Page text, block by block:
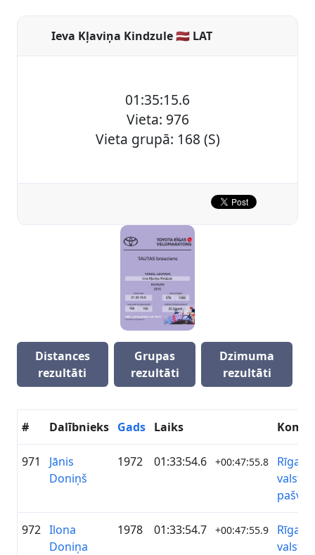
Ieva Kļaviņa Kindzule 🇱🇻 LAT
01:35:15.6
Vieta: 976
Vieta grupā: 168 (S)
Distances
rezultāti
Grupas
rezultāti
Dzimuma
rezultāti
# Dalībnieks Gads Laiks
971
Jānis
Doniņš
1972 01:33:54.6 +00:47:55.8
Rīgas
972 Ilona
Doniņa
1978 01:33:54.7 +00:47:55.9
Rīgas